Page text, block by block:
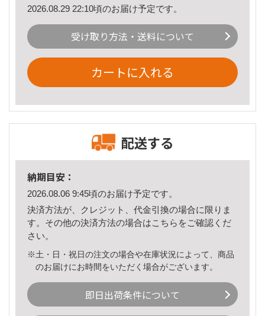
2026.08.29 22:10頃のお届け予定です。
受け取り方法・送料について
カートに入れる
配送する
納期目安：
2026.08.06 9:45頃のお届け予定です。
決済方法が、クレジット、代金引換の場合に限りま
す。その他の決済方法の場合はこちら をご確認くだ
さい。
※土・日・祝日の注文の場合や在庫状況によって、商品
のお届けにお時間をいただく場合がございます。
即日出荷条件について